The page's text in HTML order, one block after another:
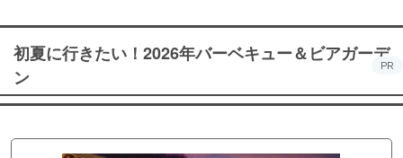
初夏に行きたい！2026年バーベキュー＆ビアガーデ
ン
PR